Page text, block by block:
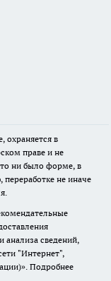
охраняется в
праве и не
ни было форме, в
не иначе
анализа сведений,
"Интернет",
Подробнее